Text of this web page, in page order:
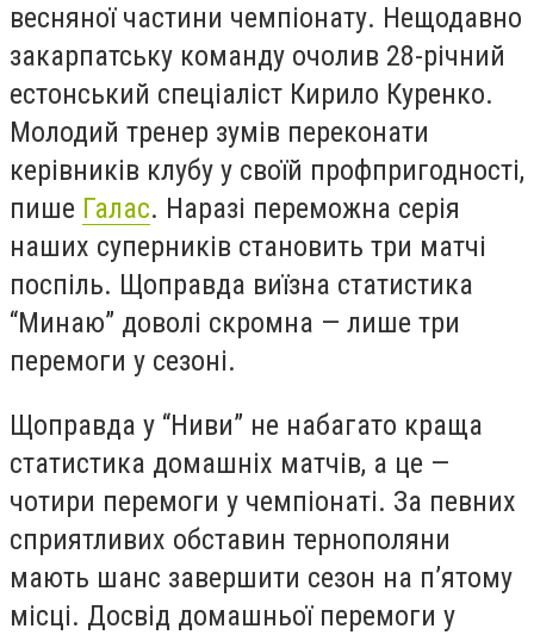
весняної частини чемпіонату. Нещодавно
закарпатську команду очолив 28-річний
естонський спеціаліст Кирило Куренко.
Молодий тренер зумів переконати
керівників клубу у своїй профпригодності,
пише Галас. Наразі переможна серія
наших суперників становить три матчі
поспіль. Щоправда виїзна статистика
“Минаю” доволі скромна — лише три
перемоги у сезоні.
Щоправда у “Ниви” не набагато краща
статистика домашніх матчів, а це —
чотири перемоги у чемпіонаті. За певних
сприятливих обставин тернополяни
мають шанс завершити сезон на п’ятому
місці. Досвід домашньої перемоги у